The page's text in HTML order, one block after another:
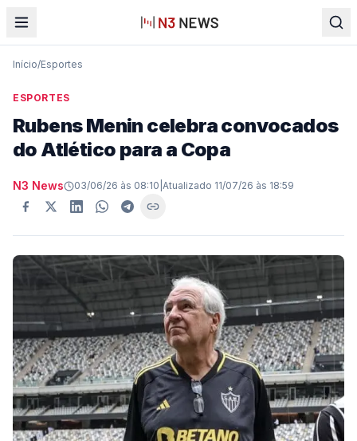
Início/Esportes
ESPORTES
Rubens Menin celebra convocados
do Atlético para a Copa
N3 News 03/06/26 às 08:10 Atualizado 11/07/26 às 18:59